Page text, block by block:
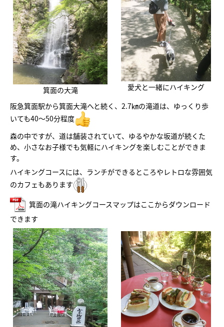
箕面の大滝
愛犬と一緒にハイキング
阪急箕面駅から箕面大滝へと続く、2.7㎞の滝道は、ゆっくり歩
いても40～50分程度
森の中ですが、道は舗装されていて、ゆるやかな坂道が続くた
め、小さなお子様でも気軽にハイキングを楽しむことができま
す。
ハイキングコースには、ランチができるところやレトロな雰囲気
のカフェもあります
箕面の滝ハイキングコースマップはここからダウンロード
できます